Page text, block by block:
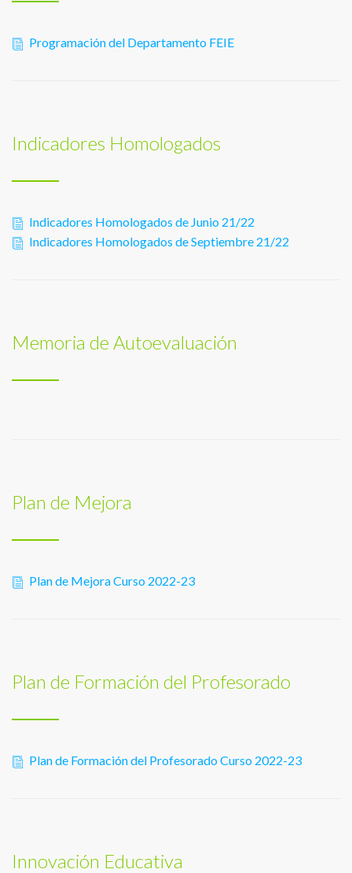
Programación del Departamento FEIE
Indicadores Homologados
Indicadores Homologados de Junio 21/22
Indicadores Homologados de Septiembre 21/22
Memoria de Autoevaluación
Plan de Mejora
Plan de Mejora Curso 2022-23
Plan de Formación del Profesorado
Plan de Formación del Profesorado Curso 2022-23
Innovación Educativa